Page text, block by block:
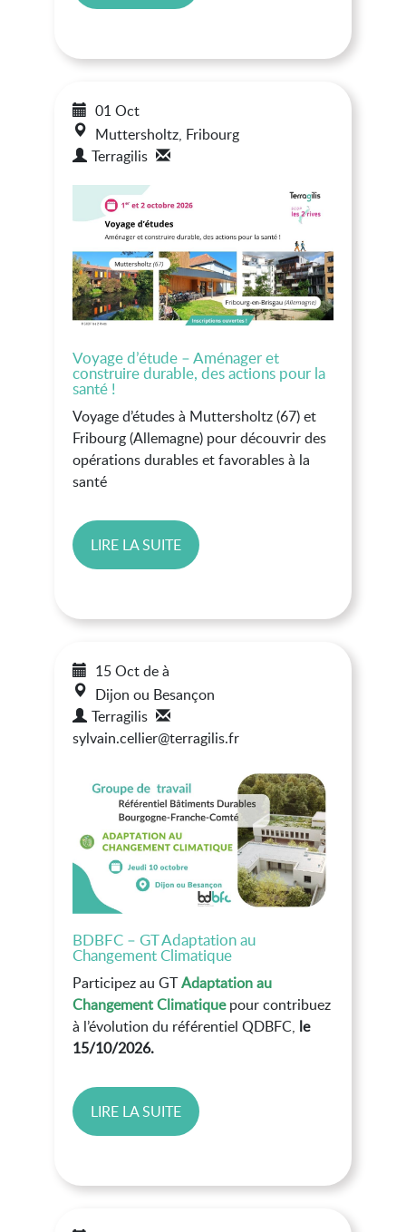
01 Oct
Muttersholtz, Fribourg
Terragilis
Voyage d’étude – Aménager et
construire durable, des actions pour la
santé !
Voyage d’études à Muttersholtz (67) et
Fribourg (Allemagne) pour découvrir des
opérations durables et favorables à la
santé
LIRE LA SUITE
15 Octdeà
Dijon ou Besançon
Terragilis
sylvain.cellier@terragilis.fr
BDBFC – GT Adaptation au
Changement Climatique
Participez au GTAdaptation au
Changement Climatique pour contribuez
à l’évolution du référentiel QDBFC, le
15/10/2026.
LIRE LA SUITE